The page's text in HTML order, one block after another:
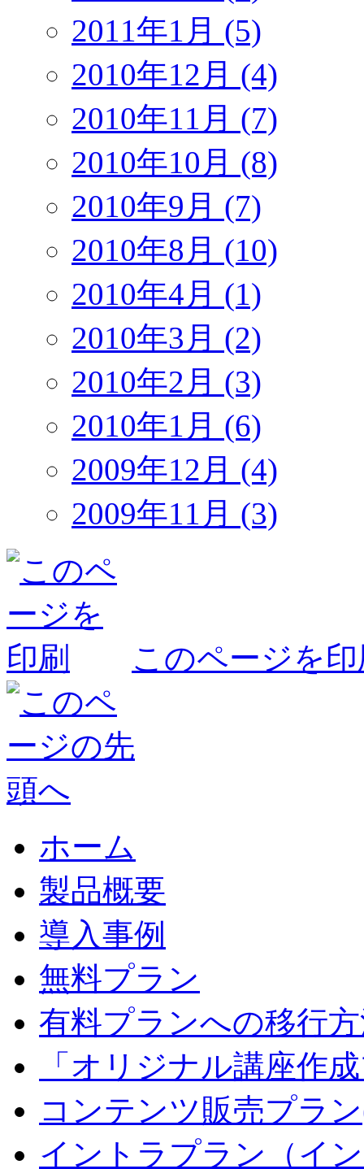
2011年1月 (5)
2010年12月 (4)
2010年11月 (7)
2010年10月 (8)
2010年9月 (7)
2010年8月 (10)
2010年4月 (1)
2010年3月 (2)
2010年2月 (3)
2010年1月 (6)
2009年12月 (4)
2009年11月 (3)
このページを
ホーム
製品概要
導入事例
無料プラン
有料プランへの移行
「オリジナル講座作
コンテンツ販売プラ
イントラプラン（イ